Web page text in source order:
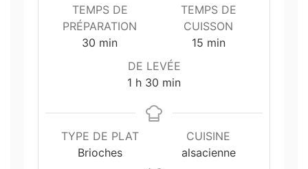
TEMPS DE
PRÉPARATION
30 minutes
min
TEMPS DE
CUISSON
15minutes
min
DE LEVÉE
1 heure
h 30 minutes
min
TYPE DE PLAT
Brioches
CUISINE
alsacienne